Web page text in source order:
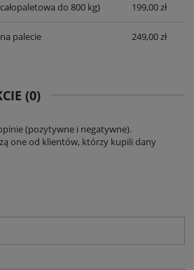
do 800 kg) 199,00 zł
palecie
249,00 zł
(0)
(pozytywne i negatywne).
one od klientów, którzy kupili dany